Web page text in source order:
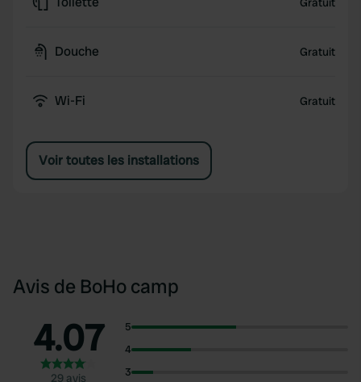
Douche Gratuit
Wi-Fi Gratuit
Voir toutes les installations
Avis de BoHo camp
4.07
29 avis
5
4
3